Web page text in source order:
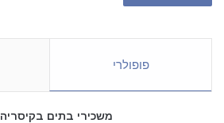
פופולרי
משכירי בתים